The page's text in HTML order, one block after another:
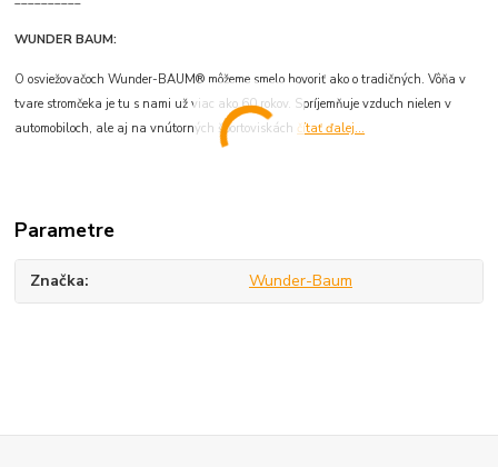
WUNDER BAUM:
O osviežovačoch Wunder-BAUM® môžeme smelo hovoriť ako o tradičných. Vôňa v
tvare stromčeka je tu s nami už viac ako 60 rokov. Spríjemňuje vzduch nielen v
automobiloch, ale aj na vnútorných športoviskáchčítať ďalej...
Parametre
Značka Wunder-Baum